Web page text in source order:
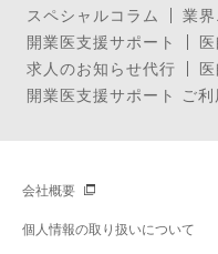
スペシャルコラム
業
開業医支援サポート
求人のお知らせ代行
開業医支援サポート ご
会社概要
個人情報の取り扱いについて